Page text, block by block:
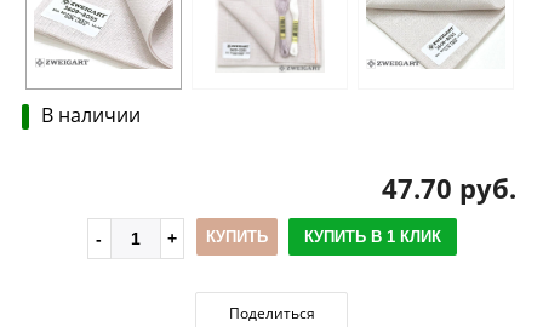
В наличии
47.70 руб.
КУПИТЬ КУПИТЬ В 1 КЛИК
Поделиться